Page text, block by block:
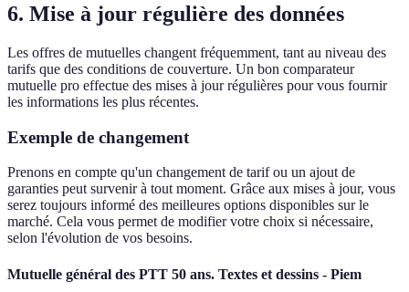
6. Mise à jour régulière des données
Les offres de mutuelles changent fréquemment, tant au niveau des
tarifs que des conditions de couverture. Un bon comparateur
mutuelle pro effectue des mises à jour régulières pour vous fournir
les informations les plus récentes.
Exemple de changement
Prenons en compte qu'un changement de tarif ou un ajout de
garanties peut survenir à tout moment. Grâce aux mises à jour, vous
serez toujours informé des meilleures options disponibles sur le
marché. Cela vous permet de modifier votre choix si nécessaire,
selon l'évolution de vos besoins.
Mutuelle général des PTT 50 ans. Textes et dessins - Piem